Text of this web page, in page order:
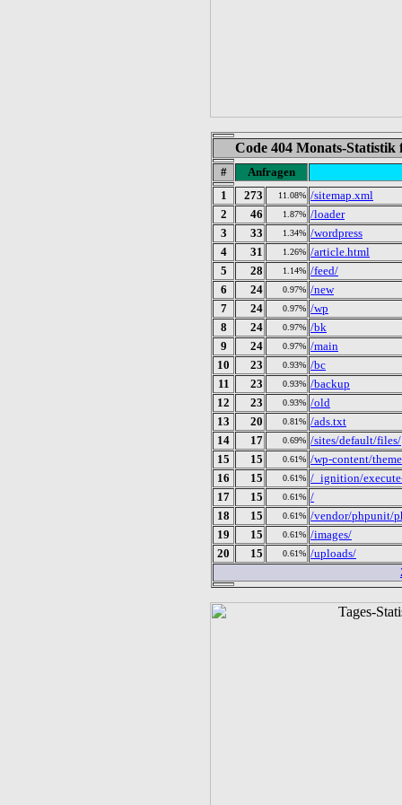
Code 404 Monats-
#
Anfragen
1
273 11.08% /sitemap.xml
2
46 1.87% /loader
3
33 1.34% /wordpress
4
31 1.26% /article.html
5
28 1.14% /feed/
6
24 0.97% /new
7
24 0.97% /wp
8
24 0.97% /bk
9
24 0.97% /main
10
23 0.93% /bc
11
23 0.93% /backup
12
23 0.93% /old
13
20 0.81% /ads.txt
14
17 0.69% /sites/default/files/
15
15 0.61% /wp-content/
16
15 0.61% /_ignition/
17
15 0.61% /
18
15 0.61% /vendor/phpunit/
19
15 0.61% /images/
20
15 0.61% /uploads/